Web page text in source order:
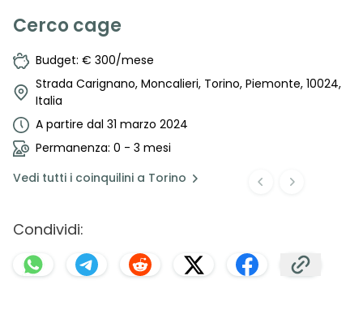
Cerco cage
Budget: € 300/mese
Strada Carignano, Moncalieri, Torino, Piemonte, 10024,
Italia
A partire dal 31 marzo 2024
Permanenza: 0 - 3 mesi
Vedi tutti i coinquilini a Torino
Condividi: